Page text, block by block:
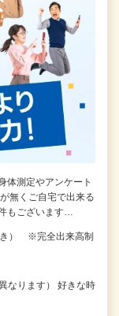
体測定やアンケート
無くご自宅で出来る
もございます…
き） ※完全出来高制
なります） 好きな時